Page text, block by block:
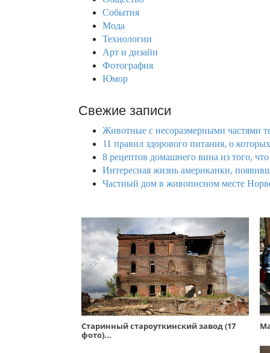
События
Мода
Технологии
Арт и дизайн
Фотография
Юмор
Свежие записи
Животные с несоразмерными частями
11 правил здорового питания, о
8 рецептов домашнего вина из того,
Интересная жизнь американки,
Частный дом в живописном месте
Старинный староуткинский завод (17
фото)...